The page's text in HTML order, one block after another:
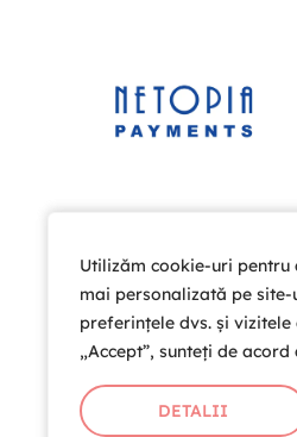
Utilizăm cookie-uri
mai personalizată pe
preferințele dvs. și
„Accept”, sunteți de
DETALII
Utilizăm cookie-uri
mai personalizată pe
preferințele dvs. și
„Accept”, sunteți de
DETALII